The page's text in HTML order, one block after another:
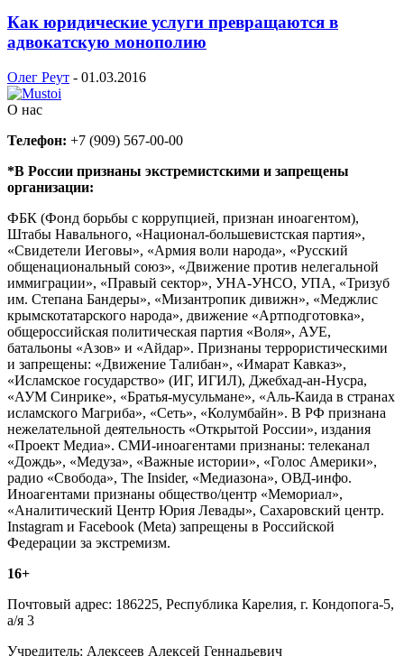
Как юридические услуги превращаются в
адвокатскую монополию
Олег Реут - 01.03.2016
О нас
Телефон: +7 (909) 567-00-00
*В России признаны экстремистскими и запрещены
организации:
ФБК (Фонд борьбы с коррупцией, признан иноагентом),
Штабы Навального, «Национал-большевистская партия»,
«Свидетели Иеговы», «Армия воли народа», «Русский
общенациональный союз», «Движение против нелегальной
иммиграции», «Правый сектор», УНА-УНСО, УПА, «Тризуб
им. Степана Бандеры», «Мизантропик дивижн», «Меджлис
крымскотатарского народа», движение «Артподготовка»,
общероссийская политическая партия «Воля», АУЕ,
батальоны «Азов» и «Айдар». Признаны террористическими
и запрещены: «Движение Талибан», «Имарат Кавказ»,
«Исламское государство» (ИГ, ИГИЛ), Джебхад-ан-Нусра,
«АУМ Синрике», «Братья-мусульмане», «Аль-Каида в странах
исламского Магриба», «Сеть», «Колумбайн». В РФ признана
нежелательной деятельность «Открытой России», издания
«Проект Медиа». СМИ-иноагентами признаны: телеканал
«Дождь», «Медуза», «Важные истории», «Голос Америки»,
радио «Свобода», The Insider, «Медиазона», ОВД-инфо.
Иноагентами признаны общество/центр «Мемориал»,
«Аналитический Центр Юрия Левады», Сахаровский центр.
Instagram и Facebook (Metа) запрещены в Российской
Федерации за экстремизм.
16+
Почтовый адрес: 186225, Республика Карелия, г. Кондопога-5,
а/я 3
Учредитель: Алексеев Алексей Геннадьевич